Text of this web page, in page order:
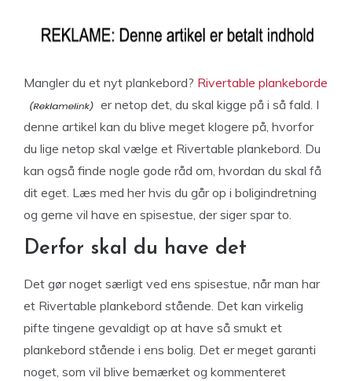
Mangler du et nyt plankebord? Rivertable plankeborde
er netop det, du skal kigge på i så fald. I
denne artikel kan du blive meget klogere på, hvorfor
du lige netop skal vælge et Rivertable plankebord. Du
kan også finde nogle gode råd om, hvordan du skal få
dit eget. Læs med her hvis du går op i boligindretning
og gerne vil have en spisestue, der siger spar to.
Derfor skal du have det
Det gør noget særligt ved ens spisestue, når man har
et Rivertable plankebord stående. Det kan virkelig
pifte tingene gevaldigt op at have så smukt et
plankebord stående i ens bolig. Det er meget garanti
noget, som vil blive bemærket og kommenteret